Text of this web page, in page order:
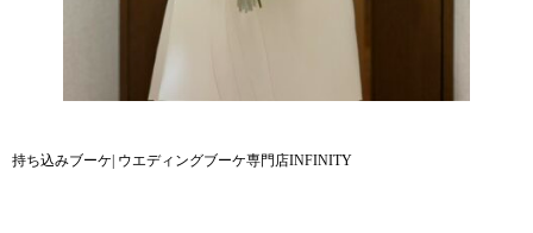
持ち込みブーケ| ウエディングブーケ専門店INFINITY